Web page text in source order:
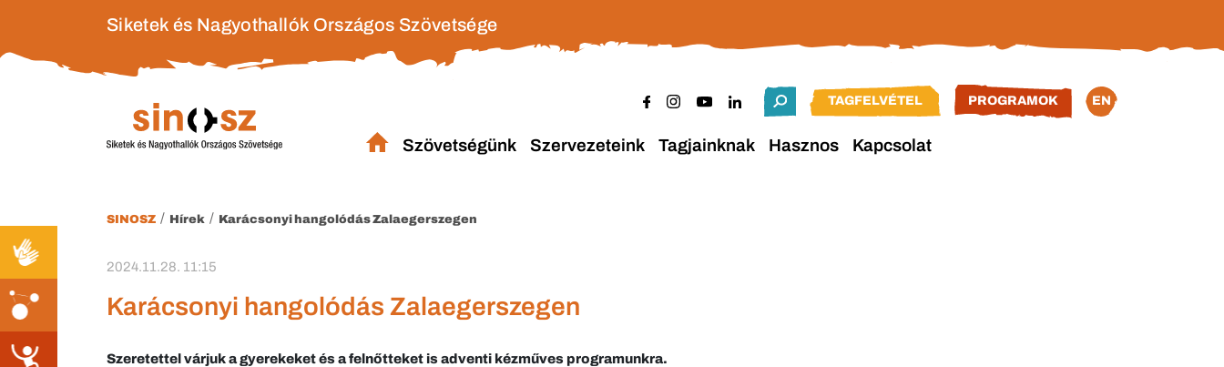
Siketek és Nagyothallók Országos Szövetsége
TAGFELVÉTEL PROGRAMOK EN
Szövetségünk Szervezeteink Tagjainknak Hasznos Kapcsolat
SINOSZ / Hírek / Karácsonyi hangolódás Zalaegerszegen
2024.11.28. 11:15
Karácsonyi hangolódás Zalaegerszegen
Szeretettel várjuk a gyerekeket és a felnőtteket is adventi kézműves programunkra.